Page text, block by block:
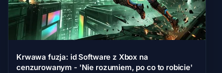
Krwawa fuzja: id Software z Xbox na
cenzurowanym - 'Nie rozumiem, po co to robicie'